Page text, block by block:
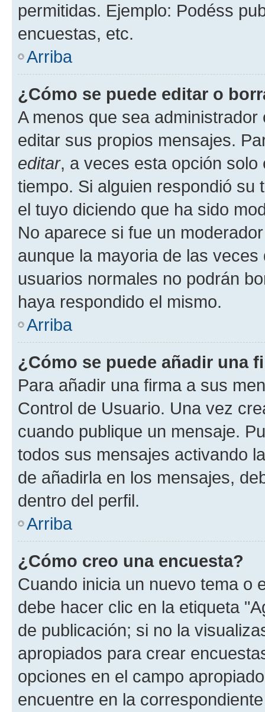
permitidas. Ejemplo: Podéss
encuestas, etc.
Arriba
¿Cómo se puede editar o
A menos que sea
editar sus propios mensajes.
editar, a veces esta opción
tiempo. Si alguien respondió
el tuyo diciendo que ha sido
No aparece si fue un
aunque la mayoria de las
usuarios normales no podrán
haya respondido el mismo.
Arriba
¿Cómo se puede añadir una
Para añadir una firma a sus
Control de Usuario. Una vez
cuando publique un mensaje.
todos sus mensajes activando
de añadirla en los mensajes,
dentro del perfil.
Arriba
¿Cómo creo una encuesta?
Cuando inicia un nuevo tema o
debe hacer clic en la etiqueta
de publicación; si no la
apropiados para crear
opciones en el campo
encuentre en la